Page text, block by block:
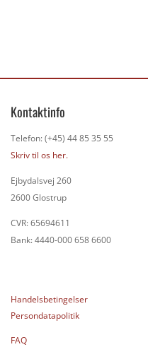
Kontaktinfo
Telefon: (+45) 44 85 35 55
Skriv til os her.
Ejbydalsvej 260
2600 Glostrup
CVR: 65694611
Bank: 4440-000 658 6600
Handelsbetingelser
Persondatapolitik
FAQ